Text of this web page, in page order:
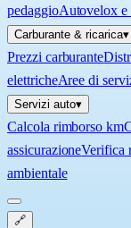
pedaggioAutovelox e
Carburante & ricarica▾
Prezzi carburante
elettricheAree di
Servizi auto▾
Calcola rimborso km
assicurazioneVerifica
ambientale
🔗